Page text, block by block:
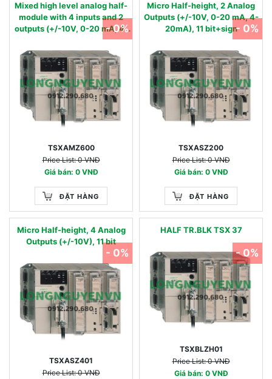
Mixed high level analog half-
module with 4 inputs and 2
outputs (+/-10V, 0-20 mA, 4-
20mA) and terminal block. 11
bits + sign. Not isolated
between channels but isolated
from the ground. Usable with
the complete TSX Micro
product range including the
V5.0
TSXAMZ600
Price List: 0 VNĐ
Giá bán: 0 VNĐ
ĐẶT HÀNG
- 0%
Micro Half-height, 2 Analog
Outputs (+/-10V, 0-20 mA, 4-
20mA), 11 bit+sign
TSXASZ200
Price List: 0 VNĐ
Giá bán: 0 VNĐ
ĐẶT HÀNG
- 0%
Micro Half-height, 4 Analog
Outputs (+/-10V), 11 bit
TSXASZ401
Price List: 0 VNĐ
- 0%
HALF TR.BLK TSX 37
TSXBLZH01
Price List: 0 VNĐ
Giá bán: 0 VNĐ
- 0%